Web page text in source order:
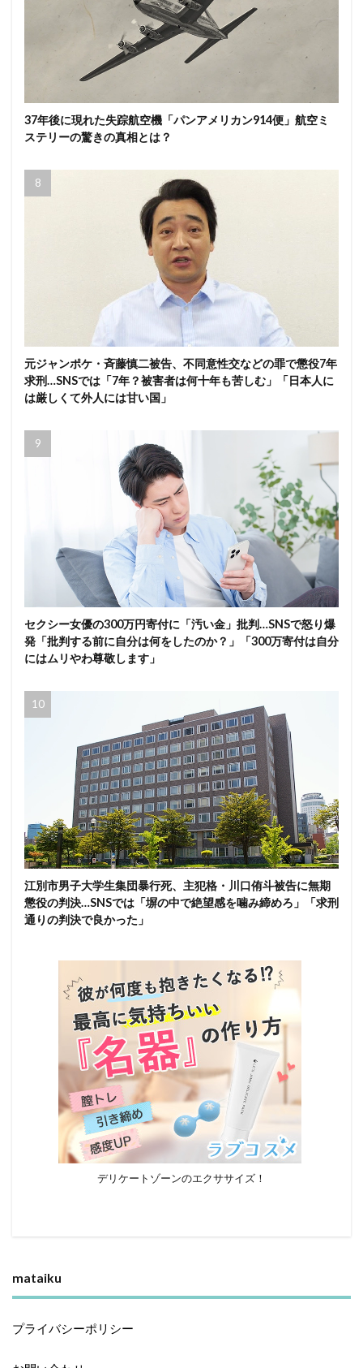
37年後に現れた失踪航空機「パンアメリカン914便」航空ミ
ステリーの驚きの真相とは？
元ジャンポケ・斉藤慎二被告、不同意性交などの罪で懲役7年
求刑…SNSでは「7年？被害者は何十年も苦しむ」「日本人に
は厳しくて外人には甘い国」
セクシー女優の300万円寄付に「汚い金」批判…SNSで怒り爆
発「批判する前に自分は何をしたのか？」「300万寄付は自分
にはムリやわ尊敬します」
江別市男子大学生集団暴行死、主犯格・川口侑斗被告に無期
懲役の判決…SNSでは「塀の中で絶望感を噛み締めろ」「求刑
通りの判決で良かった」
デリケートゾーンのエクササイズ！
mataiku
プライバシーポリシー